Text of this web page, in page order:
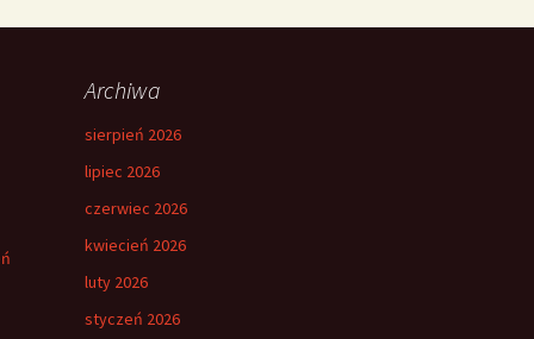
Archiwa
sierpień 2026
lipiec 2026
czerwiec 2026
kwiecień 2026
luty 2026
styczeń 2026